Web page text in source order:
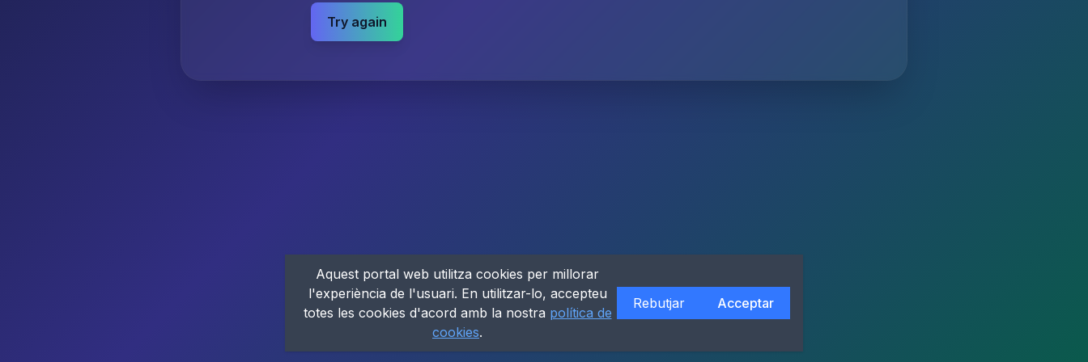
Try again
Aquest portal web utilitza cookies per millorar
l'experiència de l'usuari. En utilitzar-lo, accepteu
totes les cookies d'acord amb la nostra política de
cookies.
Rebutjar Acceptar